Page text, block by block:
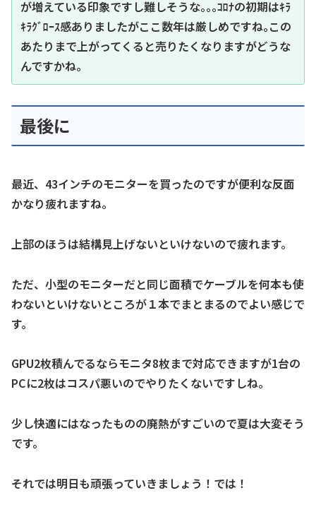
が増えている印象ですし難しそうな｡｡｡ｺﾛﾅの初期はｷﾗ
ｷﾗｸﾞﾛｰｽ感ありましたがここ数年は厳しめですね｡この
あたりまで上がってくると売りたくなりますがどうな
んですかね｡
最後に
最近、43インチのモニターを買ったのですが便利な反面
かなり疲れますね。
上部のほうは結構見上げないといけないので疲れます。
ただ、小型のモニターだと同じ面積でケーブルを何本も使
わないといけないところが１本でまとまるのでよい感じで
す。
GPU2枚積んでるならモニタ8枚まで対応できますが1台の
PCに2枚はコスパ悪いのでやりたくないですしね。
少し快適にはなったものの廃熱がすごいので夏は大変そう
です。
それでは明日も頑張っていきましょう！では！